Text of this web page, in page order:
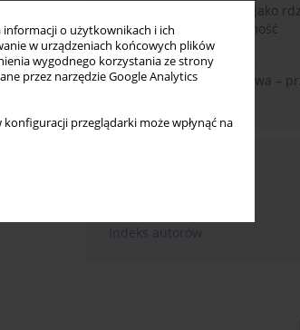
informacji o użytkownikach i ich
w urządzeniach końcowych plików
wygodnego korzystania ze strony
przez narzędzie Google Analytics
przeglądarki może wpłynąć na
Język domu rodzinnego jako
wartość kreująca tożsamość
międzykulturową
Zadowolenie z małżeństwa –
Indeks autorów